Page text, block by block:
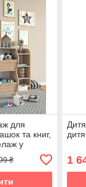
для
та книг,
у
₴ 1